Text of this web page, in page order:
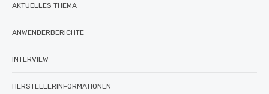
AKTUELLES THEMA
ANWENDERBERICHTE
INTERVIEW
HERSTELLERINFORMATIONEN